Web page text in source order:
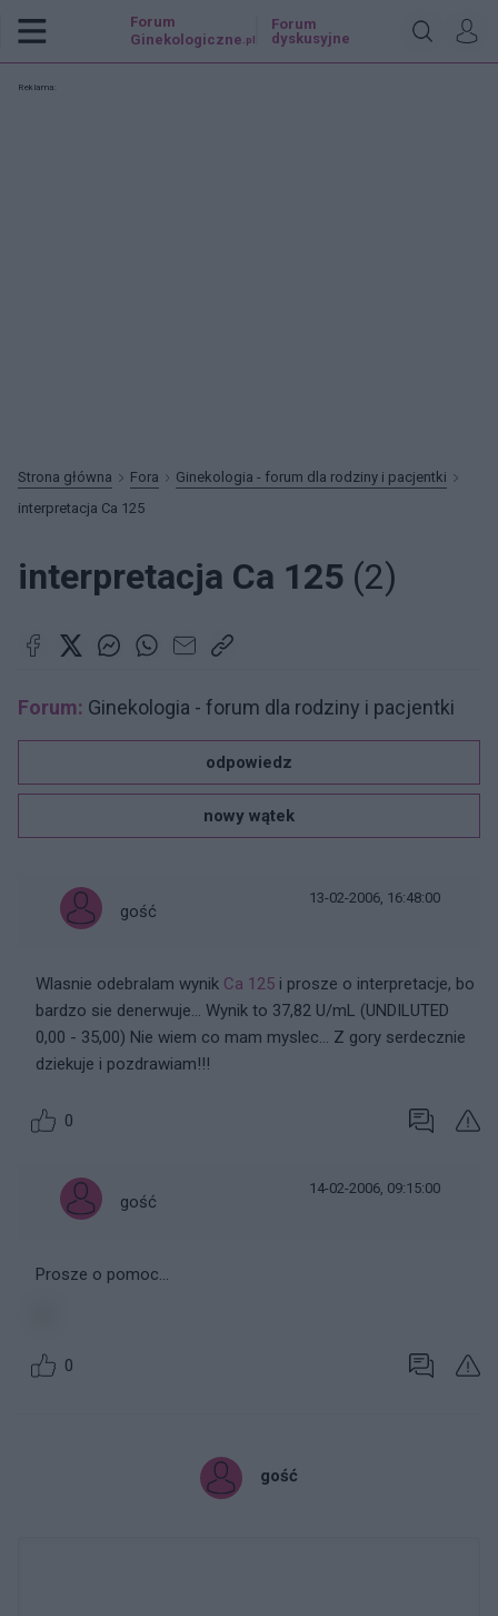
Forum
Ginekologiczne .pl
Forum
dyskusyjne
Reklama:
Strona główna Fora
Ginekologia - forum dla rodziny i pacjentki
interpretacja Ca 125
interpretacja Ca 125 (2)
Forum: Ginekologia - forum dla rodziny i pacjentki
odpowiedz
nowy wątek
gość
13-02-2006, 16:48:00
Wlasnie odebralam wynik Ca 125 i prosze o interpretacje, bo
bardzo sie denerwuje... Wynik to 37,82 U/mL (UNDILUTED
0,00 - 35,00) Nie wiem co mam myslec... Z gory serdecznie
dziekuje i pozdrawiam!!!
0
gość
14-02-2006, 09:15:00
Prosze o pomoc...
0
gość